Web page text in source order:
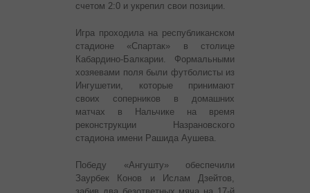
счетом 2:0 и укрепил свои позиции.
Игра проходила на республиканском
стадионе «Спартак» в столице
Кабардино-Балкарии. Формальными
хозяевами поля были футболисты из
Ингушетии, которые принимают
своих соперников в домашних
матчах в Нальчике на время
реконструкции Назрановского
стадиона имени Рашида Аушева.
Победу «Ангушту» обеспечили
Заурбек Конов и Ислам Дзейтов,